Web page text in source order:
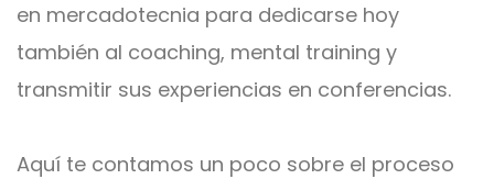
en mercadotecnia para dedicarse hoy
también al coaching, mental training y
transmitir sus experiencias en conferencias.
Aquí te contamos un poco sobre el proceso